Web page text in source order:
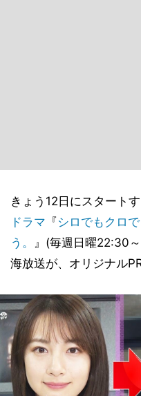
きょう12日にスタート
ドラマ 『シロでもクロ
う。 』(毎週日曜22:30
海放送が、オリジナル